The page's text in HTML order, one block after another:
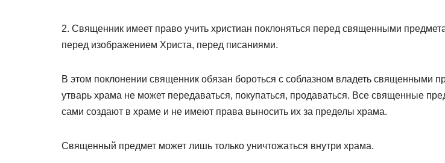
2. Священник имеет право учить христиан поклоняться перед священными
перед изображением Христа, перед писаниями.
В этом поклонении священник обязан бороться с соблазном владеть священными
утварь храма не может передаваться, покупаться, продаваться. Все священные
сами создают в храме и не имеют права выносить их за пределы храма.
Священный предмет может лишь только уничтожаться внутри храма.